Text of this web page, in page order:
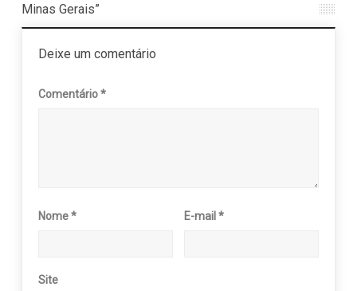
Minas Gerais”
Deixe um comentário
Comentário*
Nome* E-mail*
Site